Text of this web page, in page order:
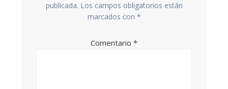
publicada. Los campos obligatorios están
marcados con *
Comentario *